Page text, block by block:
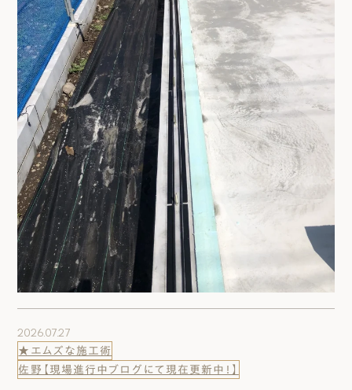
2026.07.27
★エムズな施工術
佐野【現場進行中ブログにて現在更新中！】